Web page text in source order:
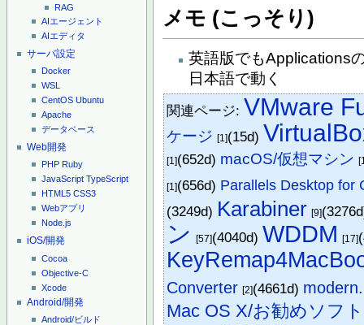
RAG
AIエージェント
AIエディタ
サーバ設定
Docker
WSL
CentOS Ubuntu
Apache
データベース
Web開発
PHP Ruby
JavaScript TypeScript
HTML5 CSS3
Webアプリ
Node.js
iOS/開発
Cocoa
Objective-C
Xcode
Android/開発
Android/ビルド
メモ (こっそり)
英語版でもApplications
日本語で動く
関連ページ: VMware
ケージ [1](15d)
[1](652d) macOS/仮想マシン
[1](656d) Parallels Desktop for
(3249d) Karabiner [9]
ン [57](4040d) WDDM [17]
Converter [2](4661d)
Mac OS X/お勧めソフト